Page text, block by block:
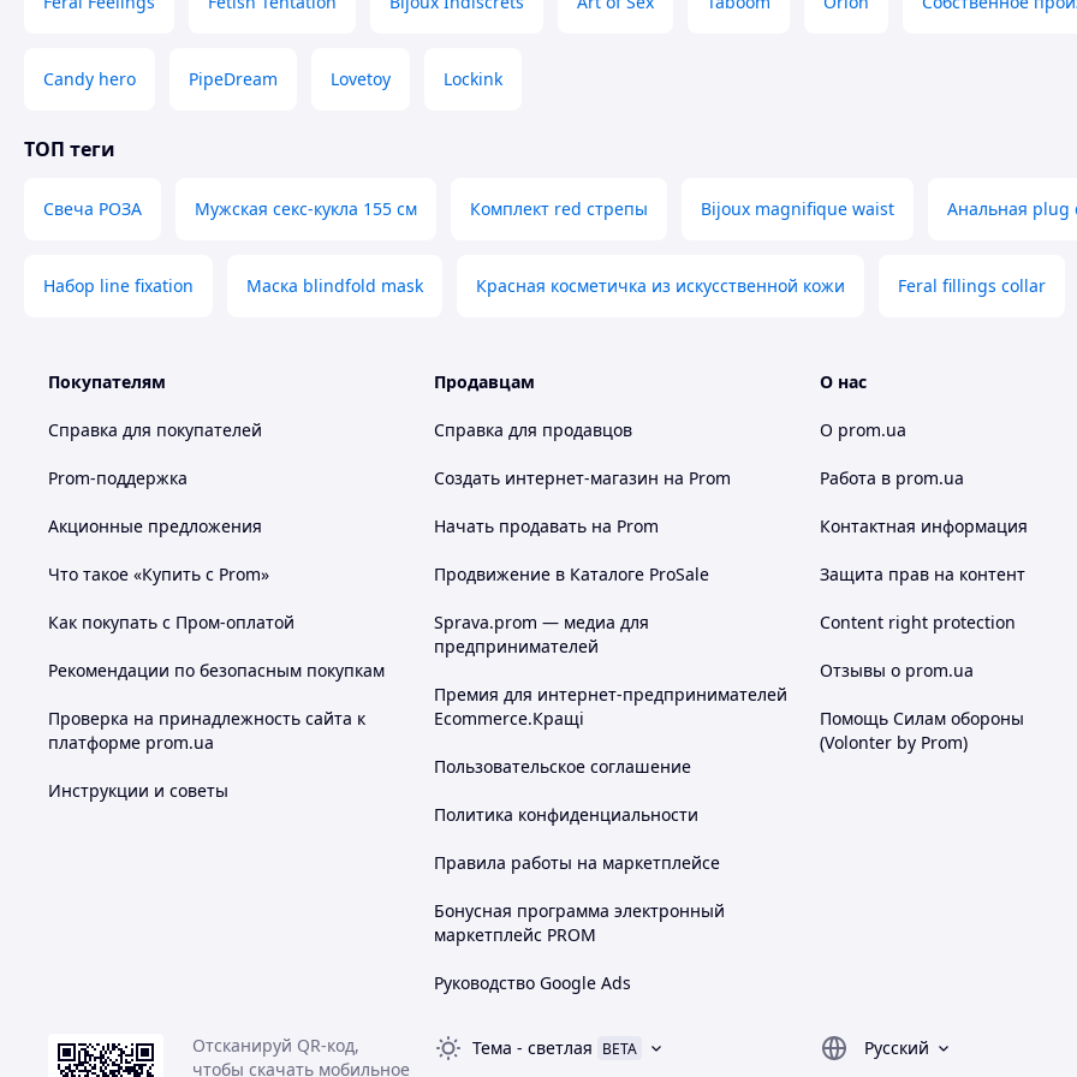
Candy hero PipeDream Lovetoy Lockink
ТОП теги
Свеча РОЗА Мужская секс-кукла 155 см Комплект red стрепы Bijoux magnifique waist Анальная plug
Набор line fixation Маска blindfold mask Красная косметичка из искусственной кожи Feral fillings collar
Покупателям
Справка для покупателей
Prom-поддержка
Акционные предложения
Что такое «Купить с Prom»
Как покупать с Пром-оплатой
Рекомендации по безопасным покупкам
Проверка на принадлежность сайта к
платформе prom.ua
Инструкции и советы
Продавцам
Справка для продавцов
Создать интернет-магазин на Prom
Начать продавать на Prom
Продвижение в Каталоге ProSale
Sprava.prom — медиа для
предпринимателей
Премия для интернет-предпринимателей
Ecommerce.Кращі
Пользовательское соглашение
Политика конфиденциальности
Правила работы на маркетплейсе
Бонусная программа электронный
маркетплейс PROM
Руководство Google Ads
О нас
О prom.ua
Работа в prom.ua
Контактная информация
Защита прав на контент
Content right protection
Отзывы о prom.ua
Помощь Силам обороны
(Volonter by Prom)
Отсканируй QR-код,
чтобы скачать мобильное
Тема - светлая BETA Русский